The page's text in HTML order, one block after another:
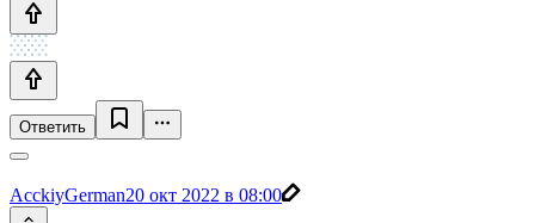
Ответить
AcckiyGerman20 окт 2022 в 08:00